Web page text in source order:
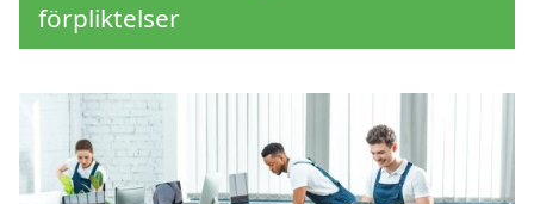
förpliktelser